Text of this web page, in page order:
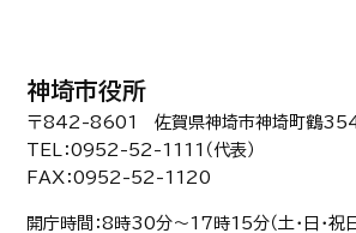
神埼市役所
〒842-8601 佐賀県神埼市神埼町鶴
TEL：0952-52-1111（代表）
FAX：0952-52-1120
開庁時間：8時30分〜17時15分（土・日・祝